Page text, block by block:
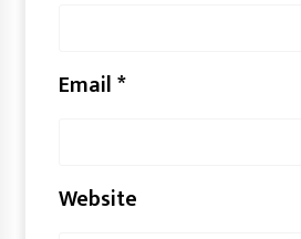
Email*
Website